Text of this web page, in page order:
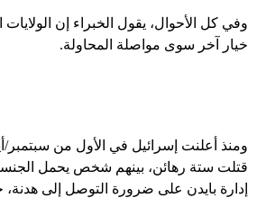
وفي كل الأحوال، يقول الخبراء إن الولايات
خيار آخر سوى مواصلة المحاولة.
ومنذ أعلنت إسرائيل في الأول من
قتلت ستة رهائن، بينهم شخص يحمل
إدارة بايدن على ضرورة التوصل إلى هدنة،